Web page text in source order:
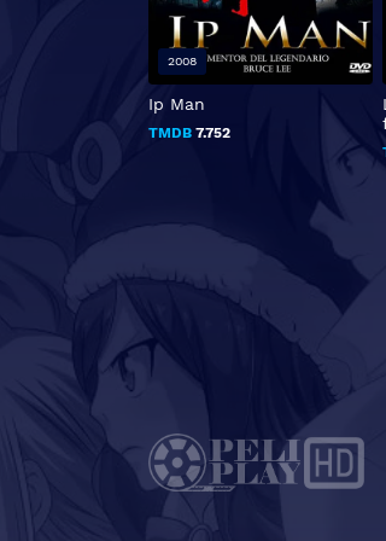
Ip Man
TMDB 7.752
2008